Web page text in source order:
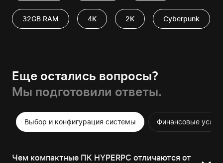
32GB RAM 4K 2K Cyberpunk
Еще остались вопросы?
Мы подготовили ответы.
Выбор и конфигурация системы Финансовые
Чем компактные ПК HYPERPC отличаются от